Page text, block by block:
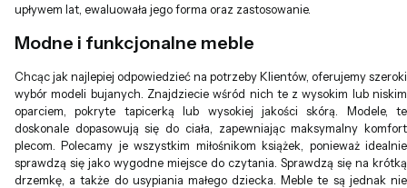
upływem lat, ewaluowała jego forma oraz zastosowanie.
Modne i funkcjonalne meble
Chcąc jak najlepiej odpowiedzieć na potrzeby Klientów, oferujemy szeroki
wybór modeli bujanych. Znajdziecie wśród nich te z wysokim lub niskim
oparciem, pokryte tapicerką lub wysokiej jakości skórą. Modele, te
doskonale dopasowują się do ciała, zapewniając maksymalny komfort
plecom. Polecamy je wszystkim miłośnikom książek, ponieważ idealnie
sprawdzą się jako wygodne miejsce do czytania. Sprawdzą się na krótką
drzemkę, a także do usypiania małego dziecka. Meble te są jednak nie